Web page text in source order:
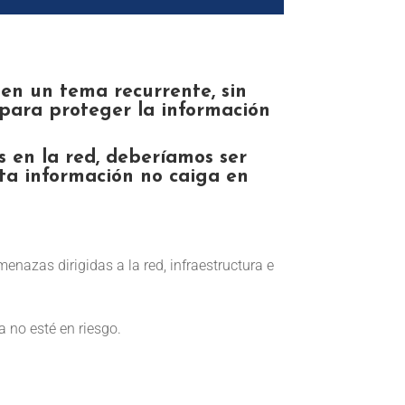
un tema recurrente, sin
proteger la información
en la red, deberíamos ser
información no caiga en
dirigidas a la red, infraestructura e
no esté en riesgo.